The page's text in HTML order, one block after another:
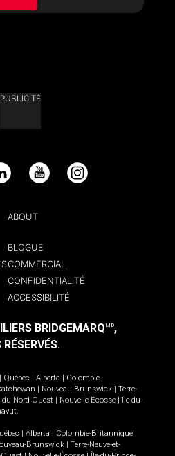
PUBLICITÉ
YouTube Instagram
ABOUT
BLOGUE
COMMERCIAL
CONFIDENTIALITÉ
ACCESSIBILITÉ
BRIDGEMARQ MD,
Québec Alberta
Colombie-
Nouveau-Brunswick
Terre-
du Nord-Ouest Nouvelle-Écosse
Île-du-
.
Alberta Colombie-Britannique
Brunswick
Terre-Neuve-et-